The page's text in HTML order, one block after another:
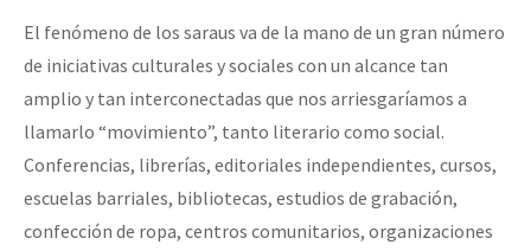
El fenómeno de los saraus va de la mano de un gran número
de iniciativas culturales y sociales con un alcance tan
amplio y tan interconectadas que nos arriesgaríamos a
llamarlo “movimiento”, tanto literario como social.
Conferencias, librerías, editoriales independientes, cursos,
escuelas barriales, bibliotecas, estudios de grabación,
confección de ropa, centros comunitarios, organizaciones